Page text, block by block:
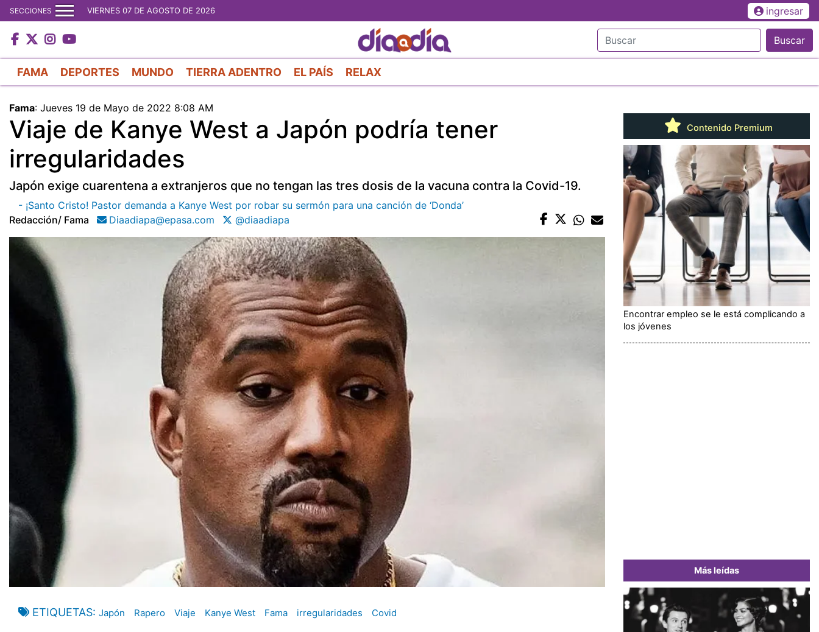
al
contenido
principal
SECCIONES VIERNES 07 DE AGOSTO DE 2026 ingresar
Buscar
FAMA DEPORTES MUNDO TIERRA ADENTRO EL PAÍS RELAX
Fama: Jueves 19 de Mayo de 2022 8:08 AM
Viaje de Kanye West a Japón podría tener
irregularidades
Japón exige cuarentena a extranjeros que no tengan las tres dosis de la vacuna contra la Covid-19.
- ¡Santo Cristo! Pastor demanda a Kanye West por robar su sermón para una canción de ‘Donda’
Redacción/ Fama
Diaadiapa@epasa.com @diaadiapa
ETIQUETAS Japón Rapero Viaje Kanye West Fama irregularidades Covid
Contenido Premium
Encontrar empleo se le está complicando a
los jóvenes
Más leídas